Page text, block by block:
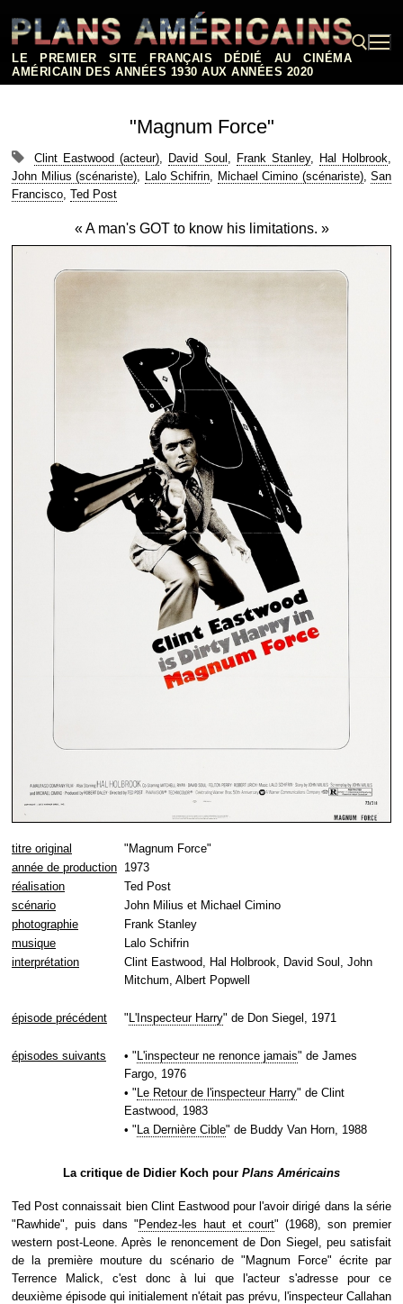
contenu
LE PREMIER SITE FRANÇAIS DÉDIÉ AU CINÉMA
AMÉRICAIN DES ANNÉES 1930 AUX ANNÉES 2020
"Magnum Force"
Clint Eastwood (acteur), David Soul , Frank Stanley, Hal Holbrook,
John Milius (scénariste), Lalo Schifrin, Michael Cimino (scénariste), San
Francisco, Ted Post
« A man's GOT to know his limitations. »
titre original
"Magnum Force"
année de production 1973
réalisation
Ted Post
scénario
John Milius et Michael Cimino
photographie
Frank Stanley
musique
Lalo Schifrin
interprétation
Clint Eastwood, Hal Holbrook, David Soul, John
Mitchum, Albert Popwell
épisode précédent "L'Inspecteur Harry" de Don Siegel, 1971
épisodes suivants • "L'inspecteur ne renonce jamais" de James
Fargo, 1976
• "Le Retour de l'inspecteur Harry" de Clint
Eastwood, 1983
• "La Dernière Cible" de Buddy Van Horn, 1988
La critique de Didier Koch pour Plans Américains
Ted Post connaissait bien Clint Eastwood pour l'avoir dirigé dans la série
"Rawhide", puis dans "Pendez-les haut et court" (1968), son premier
western post-Leone. Après le renoncement de Don Siegel, peu satisfait
de la première mouture du scénario de "Magnum Force" écrite par
Terrence Malick, c'est donc à lui que l'acteur s'adresse pour ce
deuxième épisode qui initialement n'était pas prévu, l'inspecteur Callahan